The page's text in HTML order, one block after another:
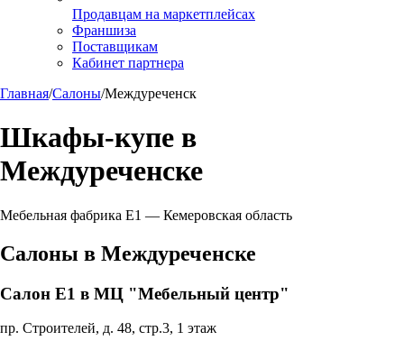
Продавцам на маркетплейсах
Франшиза
Поставщикам
Кабинет партнера
Главная/Салоны/Междуреченск
Шкафы-купе в
Междуреченске
Мебельная фабрика Е1 — Кемеровская область
Салоны в Междуреченске
Салон Е1 в МЦ "Мебельный центр"
пр. Строителей, д. 48, стр.3, 1 этаж